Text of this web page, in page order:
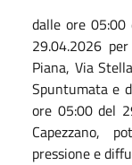
dalle ore
29.04.2026
Piana, Via
Spuntumata e
ore 05:00 del
Capezzano,
pressione e